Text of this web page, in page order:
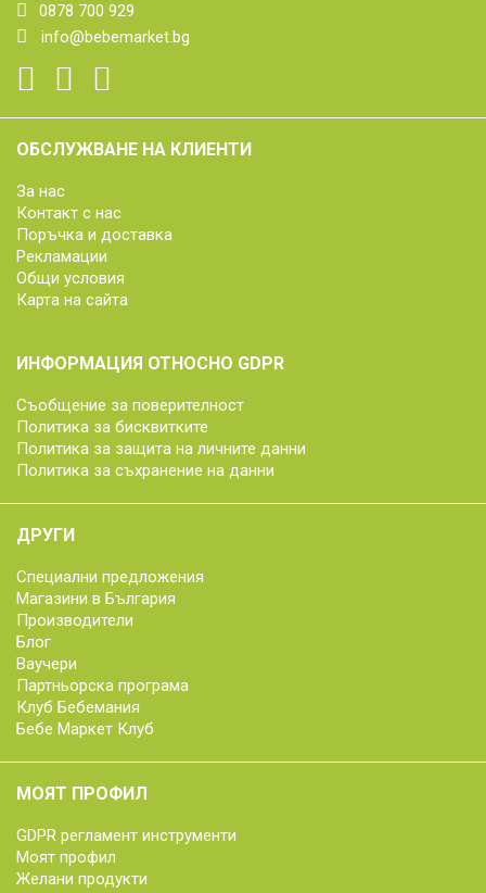
0878 700 929
info@bebemarket.bg
ОБСЛУЖВАНЕ НА КЛИЕНТИ
За нас
Контакт с нас
Поръчка и доставка
Рекламации
Общи условия
Карта на сайта
ИНФОРМАЦИЯ ОТНОСНО GDPR
Съобщение за поверителност
Политика за бисквитките
Политика за защита на личните данни
Политика за съхранение на данни
ДРУГИ
Специални предложения
Магазини в България
Производители
Блог
Ваучери
Партньорска програма
Клуб Бебемания
Бебе Маркет Клуб
МОЯТ ПРОФИЛ
GDPR регламент инструменти
Моят профил
Желани продукти